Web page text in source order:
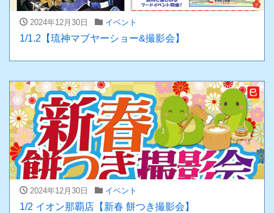
2024年12月30日 イベント
1/1.2【琉神マブヤーショー&撮影会】
2024年12月30日 イベント
1/2 イオン那覇店【新春 餅つき撮影会】